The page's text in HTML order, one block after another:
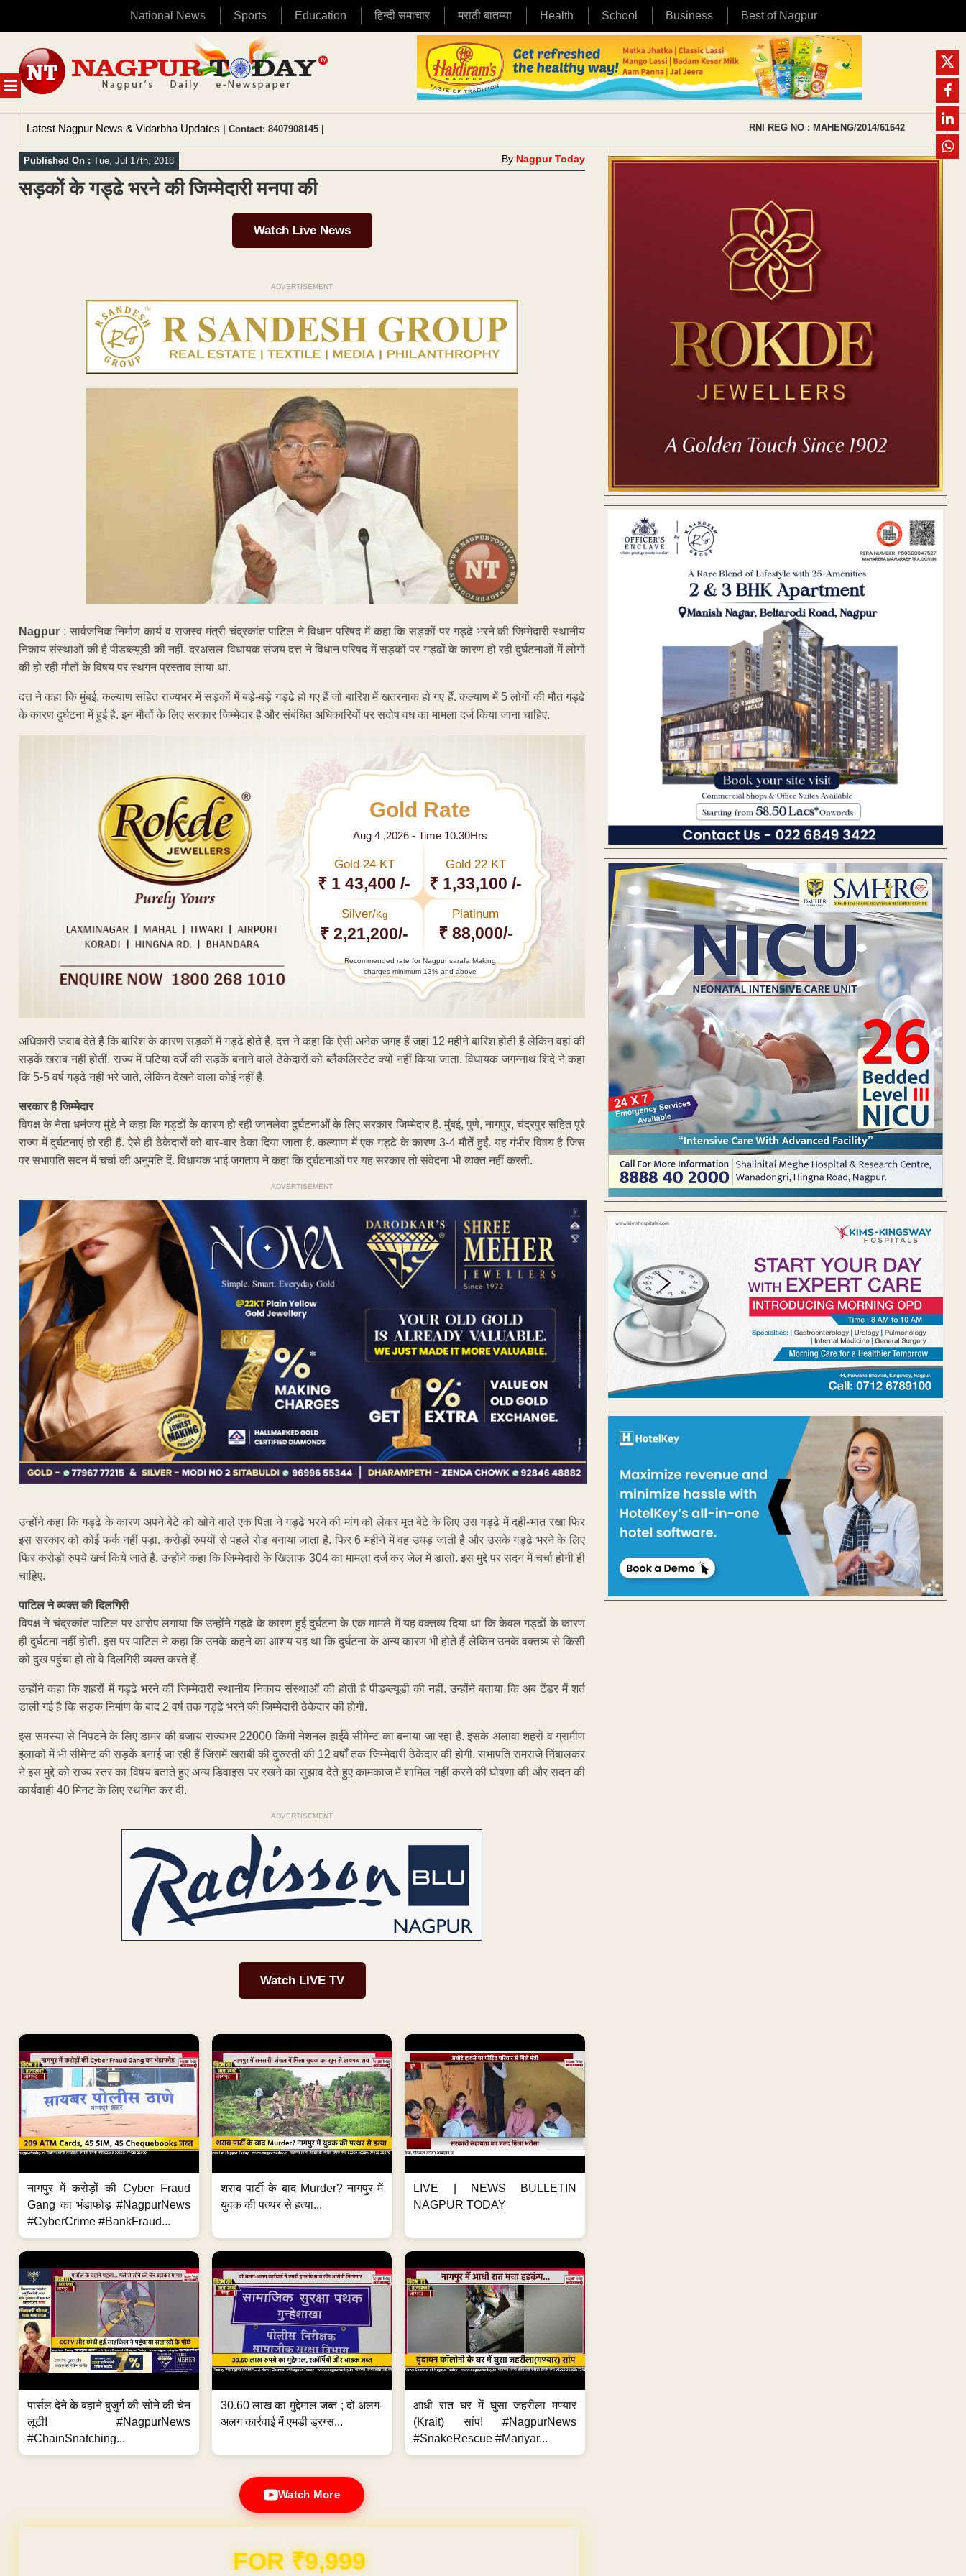
National News Sports Education हिन्दी समाचार मराठी बातम्या Health School Business Best of Nagpur
MENU
content
Latest Nagpur News & Vidarbha Updates | Contact: 8407908145 | RNI REG NO : MAHENG/2014/61642
Published On : Tue, Jul 17th, 2018 By Nagpur Today
सड़कों के गड्ढे भरने की जिम्मेदारी मनपा की
Watch Live News
ADVERTISEMENT
Nagpur : सार्वजनिक निर्माण कार्य व राजस्व मंत्री चंद्रकांत पाटिल ने विधान परिषद में कहा कि सड़कों पर गड्ढे भरने की जिम्मेदारी स्थानीय
निकाय संस्थाओं की है पीडब्ल्यूडी की नहीं. दरअसल विधायक संजय दत्त ने विधान परिषद में सड़कों पर गड्ढों के कारण हो रही दुर्घटनाओं में लोगों
की हो रही मौतों के विषय पर स्थगन प्रस्ताव लाया था.
दत्त ने कहा कि मुंबई, कल्याण सहित राज्यभर में सड़कों में बड़े-बड़े गड्ढे हो गए हैं जो बारिश में खतरनाक हो गए हैं. कल्याण में 5 लोगों की मौत गड्ढे
के कारण दुर्घटना में हुई है. इन मौतों के लिए सरकार जिम्मेदार है और संबंधित अधिकारियों पर सदोष वध का मामला दर्ज किया जाना चाहिए.
Gold Rate
Aug 4 ,2026 - Time 10.30Hrs
Gold 24 KT
₹ 1 43,400 /-
Gold 22 KT
₹ 1,33,100 /-
Silver/Kg
₹ 2,21,200/-
Platinum
₹ 88,000/-
Recommended rate for Nagpur sarafa Making
charges minimum 13% and above
अधिकारी जवाब देते हैं कि बारिश के कारण सड़कों में गड्ढे होते हैं, दत्त ने कहा कि ऐसी अनेक जगह हैं जहां 12 महीने बारिश होती है लेकिन वहां की
सड़कें खराब नहीं होतीं. राज्य में घटिया दर्जे की सड़कें बनाने वाले ठेकेदारों को ब्लैकलिस्टेट क्यों नहीं किया जाता. विधायक जगन्नाथ शिंदे ने कहा
कि 5-5 वर्ष गड्ढे नहीं भरे जाते, लेकिन देखने वाला कोई नहीं है.
सरकार है जिम्मेदार
विपक्ष के नेता धनंजय मुंडे ने कहा कि गड्ढों के कारण हो रही जानलेवा दुर्घटनाओं के लिए सरकार जिम्मेदार है. मुंबई, पुणे, नागपुर, चंद्रपुर सहित पूरे
राज्य में दुर्घटनाएं हो रही हैं. ऐसे ही ठेकेदारों को बार-बार ठेका दिया जाता है. कल्याण में एक गड्ढे के कारण 3-4 मौतें हुईं. यह गंभीर विषय है जिस
पर सभापति सदन में चर्चा की अनुमति दें. विधायक भाई जगताप ने कहा कि दुर्घटनाओं पर यह सरकार तो संवेदना भी व्यक्त नहीं करती.
ADVERTISEMENT
उन्होंने कहा कि गड्ढे के कारण अपने बेटे को खोने वाले एक पिता ने गड्ढे भरने की मांग को लेकर मृत बेटे के लिए उस गड्ढे में दही-भात रखा फिर
इस सरकार को कोई फर्क नहीं पड़ा. करोड़ों रुपयों से पहले रोड बनाया जाता है. फिर 6 महीने में वह उधड़ जाती है और उसके गड्ढे भरने के लिए
फिर करोड़ों रुपये खर्च किये जाते हैं. उन्होंने कहा कि जिम्मेदारों के खिलाफ 304 का मामला दर्ज कर जेल में डालो. इस मुद्दे पर सदन में चर्चा होनी ही
चाहिए.
पाटिल ने व्यक्त की दिलगिरी
विपक्ष ने चंद्रकांत पाटिल पर आरोप लगाया कि उन्होंने गड्ढे के कारण हुई दुर्घटना के एक मामले में यह वक्तव्य दिया था कि केवल गड्ढों के कारण
ही दुर्घटना नहीं होती. इस पर पाटिल ने कहा कि उनके कहने का आशय यह था कि दुर्घटना के अन्य कारण भी होते हैं लेकिन उनके वक्तव्य से किसी
को दुख पहुंचा हो तो वे दिलगिरी व्यक्त करते हैं.
उन्होंने कहा कि शहरों में गड्ढे भरने की जिम्मेदारी स्थानीय निकाय संस्थाओं की होती है पीडब्ल्यूडी की नहीं. उन्होंने बताया कि अब टेंडर में शर्त
डाली गई है कि सड़क निर्माण के बाद 2 वर्ष तक गड्ढे भरने की जिम्मेदारी ठेकेदार की होगी.
इस समस्या से निपटने के लिए डामर की बजाय राज्यभर 22000 किमी नेशनल हाईवे सीमेन्ट का बनाया जा रहा है. इसके अलावा शहरों व ग्रामीण
इलाकों में भी सीमेन्ट की सड़कें बनाई जा रही हैं जिसमें खराबी की दुरुस्ती की 12 वर्षों तक जिम्मेदारी ठेकेदार की होगी. सभापति रामराजे निंबालकर
ने इस मुद्दे को राज्य स्तर का विषय बताते हुए अन्य डिवाइस पर रखने का सुझाव देते हुए कामकाज में शामिल नहीं करने की घोषणा की और सदन की
कार्यवाही 40 मिनट के लिए स्थगित कर दी.
ADVERTISEMENT
Watch LIVE TV
नागपुर में करोड़ों की Cyber Fraud
Gang का भंडाफोड़ #NagpurNews
#CyberCrime #BankFraud...
शराब पार्टी के बाद Murder? नागपुर में
युवक की पत्थर से हत्या...
LIVE | NEWS BULLETIN
NAGPUR TODAY
पार्सल देने के बहाने बुजुर्ग की सोने की चेन
लूटी! #NagpurNews
#ChainSnatching...
30.60 लाख का मुद्देमाल जब्त ; दो अलग-
अलग कार्रवाई में एमडी ड्रग्स...
आधी रात घर में घुसा जहरीला मण्यार
(Krait) सांप! #NagpurNews
#SnakeRescue #Manyar...
Watch More
Domain & Hosting FREE for 1 Year